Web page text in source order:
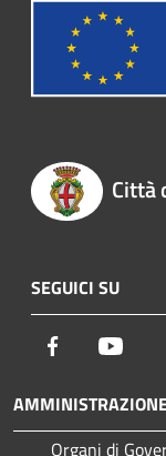
Città
SEGUICI SU
Facebook
Organi di